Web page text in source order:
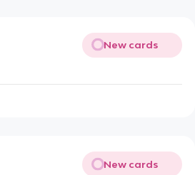
New cards
New cards